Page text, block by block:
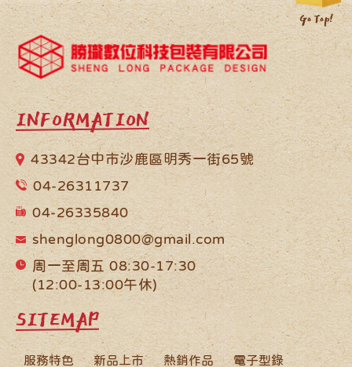
INFORMATION
43342台中市沙鹿區明秀一街65號
04-26311737
04-26335840
shenglong0800@gmail.com
周一至周五 08:30-17:30
(12:00-13:00午休)
SITEMAP
服務特色 新品上市 熱銷作品
電子型錄